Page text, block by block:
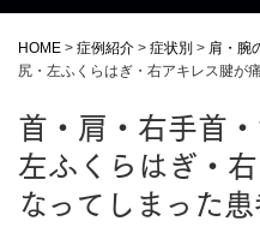
HOME > 症例紹介 > 症状別 > 肩・腕
尻・左ふくらはぎ・右アキレス腱が
首・肩・右手首
左ふくらはぎ・
なってしまった患